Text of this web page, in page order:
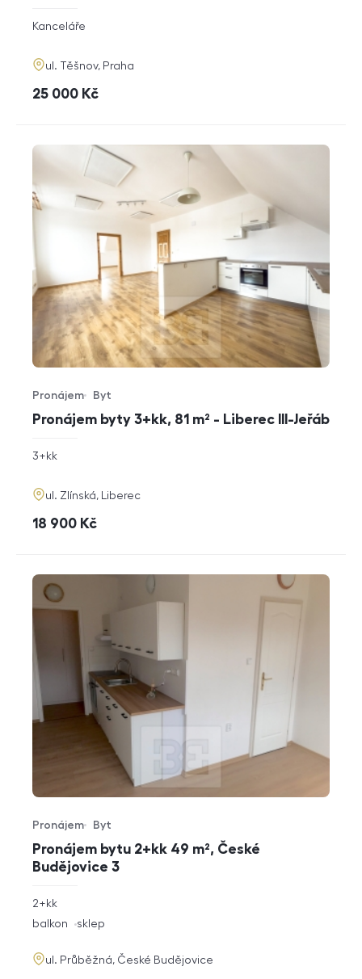
rozměry
dispozice
Kanceláře
adresa
ul. Těšnov, Praha
cena
25 000 Kč
Pronájem byty 3+kk, 81 m² - Liberec III-Jeřáb
Typ nabídky
Pronájem
Typ nemovitosti
Byt
rozměry
dispozice
3+kk
adresa
ul. Zlínská, Liberec
cena
18 900 Kč
Pronájem bytu 2+kk 49 m², České
Budějovice 3
Typ nabídky
Pronájem
Typ nemovitosti
Byt
rozměry
dispozice
2+kk
funkce
balkon sklep
adresa
ul. Průběžná, České Budějovice